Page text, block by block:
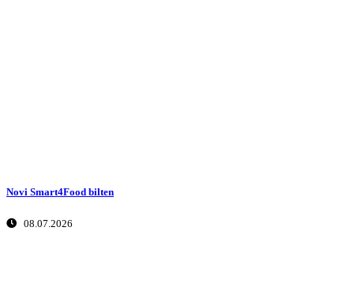
Novi Smart4Food bilten
08.07.2026